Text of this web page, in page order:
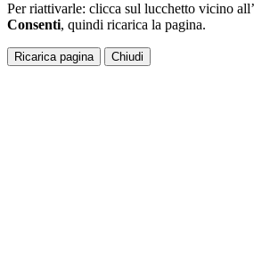
Per riattivarle: clicca sul lucchetto vicino
Consenti, quindi ricarica la pagina.
Ricarica pagina Chiudi